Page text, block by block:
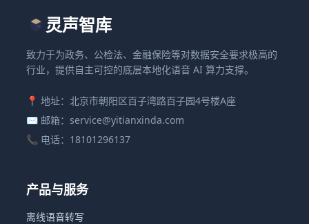
灵声智库
致力于为政务、公检法、金融保险等对数据安全要求极高的
行业，提供自主可控的底层本地化语音 AI 算力支撑。
📍 地址：北京市朝阳区百子湾路百子园4号楼A座
✉️ 邮箱：service@yitianxinda.com
📞 电话：18101296137
产品与服务
离线语音转写